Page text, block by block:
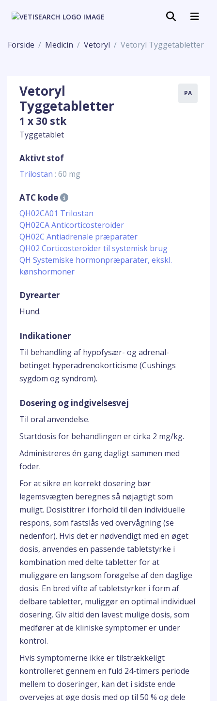
Forside Medicin Vetoryl Vetoryl Tyggetabletter
Vetoryl
Tyggetabletter
1 x 30 stk
Tyggetablet
PA
Aktivt stof
Trilostan : 60 mg
ATC kode
QH02CA01 Trilostan
QH02CA Anticorticosteroider
QH02C Antiadrenale præparater
QH02 Corticosteroider til systemisk brug
QH Systemiske hormonpræparater, ekskl.
kønshormoner
Dyrearter
Hund.
Indikationer
Til behandling af hypofysær- og adrenal-
betinget hyperadrenokorticisme (Cushings
sygdom og syndrom).
Dosering og indgivelsesvej
Til oral anvendelse.
Startdosis for behandlingen er cirka 2 mg/kg.
Administreres én gang dagligt sammen med
foder.
For at sikre en korrekt dosering bør
legemsvægten beregnes så nøjagtigt som
muligt. Dosistitrer i forhold til den individuelle
respons, som fastslås ved overvågning (se
nedenfor). Hvis det er nødvendigt med en øget
dosis, anvendes en passende tabletstyrke i
kombination med delte tabletter for at
muliggøre en langsom forøgelse af den daglige
dosis. En bred vifte af tabletstyrker i form af
delbare tabletter, muliggør en optimal individuel
dosering. Giv altid den lavest mulige dosis, som
medfører at de kliniske symptomer er under
kontrol.
Hvis symptomerne ikke er tilstrækkeligt
kontrolleret gennem en fuld 24-timers periode
mellem to doseringer, kan det i sidste ende
overvejes at øge dosis med op til 50 % og dele